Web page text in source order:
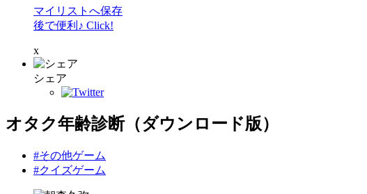
マイリストへ保存
後で便利♪ Click!
x
シェア
オタク年齢診断（ダウンロード版）
#その他ゲーム
#クイズゲーム